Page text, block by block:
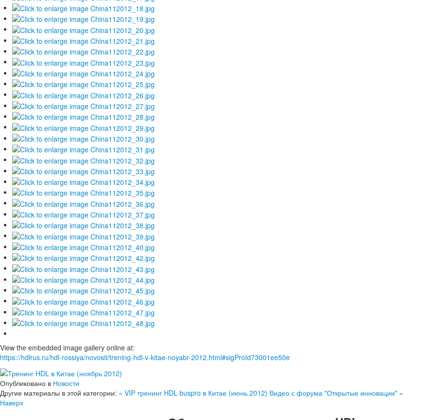
View the embedded image gallery online at:
https://hdlrus.ru/hdl-rossiya/novosti/trening-hdl-v-kitae-noyabr-2012.html#sigProId73001ee50e
Опубликовано в Новости
Другие материалы в этой категории: « VIP тренинг HDL buspro в Китае (июнь 2012) Видео с форума "Открытые инновации" »
Наверх